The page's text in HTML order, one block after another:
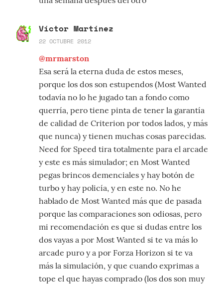
Víctor Martínez
22 OCTUBRE 2012
@mrmarston
Esa será la eterna duda de estos meses,
porque los dos son estupendos (Most Wanted
todavía no lo he jugado tan a fondo como
querría, pero tiene pinta de tener la garantía
de calidad de Criterion por todos lados, y más
que nunca) y tienen muchas cosas parecidas.
Need for Speed tira totalmente para el arcade
y este es más simulador; en Most Wanted
pegas brincos demenciales y hay botón de
turbo y hay policía, y en este no. No he
hablado de Most Wanted más que de pasada
porque las comparaciones son odiosas, pero
mi recomendación es que si dudas entre los
dos vayas a por Most Wanted si te va más lo
arcade puro y a por Forza Horizon si te va
más la simulación, y que cuando exprimas a
tope el que hayas comprado (los dos son muy